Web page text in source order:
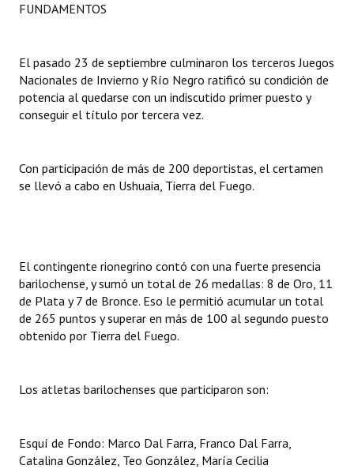
INSTITUCIONAL
Antiguos Pobladores
Registros y Distinciones
Audiencias Públicas - Registro
Mujeres que Dejaron Huellas - Registro
Huéspedes de Honor - Registro
FUNDAMENTOS
El pasado 23 de septiembre culminaron los terceros Juegos
Nacionales de Invierno y Río Negro ratificó su condición de
potencia al quedarse con un indiscutido primer puesto y
conseguir el título por tercera vez.
Con participación de más de 200 deportistas, el certamen
se llevó a cabo en Ushuaia, Tierra del Fuego.
El contingente rionegrino contó con una fuerte presencia
barilochense, y sumó un total de 26 medallas: 8 de Oro, 11
de Plata y 7 de Bronce. Eso le permitió acumular un total
de 265 puntos y superar en más de 100 al segundo puesto
obtenido por Tierra del Fuego.
Los atletas barilochenses que participaron son:
Esquí de Fondo: Marco Dal Farra, Franco Dal Farra,
Catalina González, Teo González, María Cecilia